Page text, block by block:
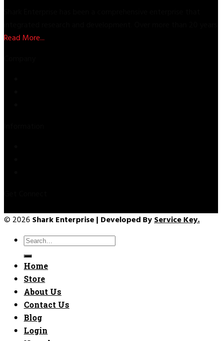
Read More...
© 2026 Shark Enterprise | Developed ByService Key.
Search
for:
Home
Store
About Us
Contact Us
Blog
Login